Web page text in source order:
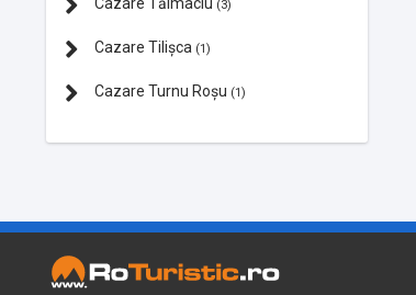
(3)
Cazare Tilișca (1)
Cazare Turnu Roșu (1)